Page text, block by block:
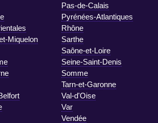
Pas-de-Calais
Pyrénées-Atlantiques
Rhône
Miquelon
Sarthe
Saône-et-Loire
Seine-Saint-Denis
Somme
Tarn-et-Garonne
Val-d'Oise
Var
Vendée